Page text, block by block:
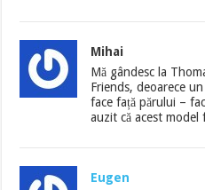
Mihai
Mă gândesc la
Friends, deoarece
face față părului –
auzit că acest model
Eugen